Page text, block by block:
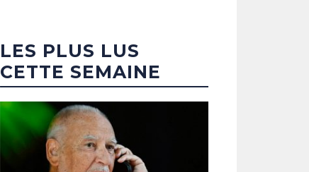
LES PLUS LUS
CETTE SEMAINE